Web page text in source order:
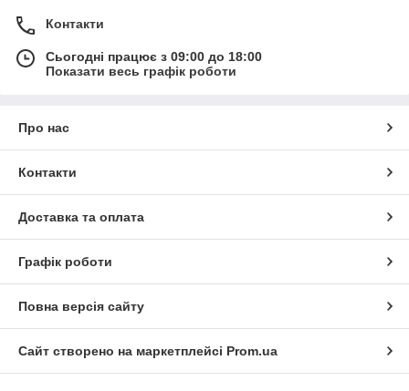
Контакти
Сьогодні працює з 09:00 до 18:00
Показати весь графік роботи
Про нас
Контакти
Доставка та оплата
Графік роботи
Повна версія сайту
Сайт створено на маркетплейсі Prom.ua